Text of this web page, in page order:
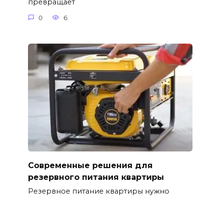
превращает
0 6
Современные решения для
резервного питания квартиры
Резервное питание квартиры нужно